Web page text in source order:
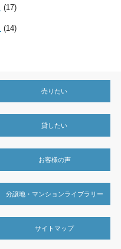
(17)
(14)
売りたい
貸したい
お客様の声
分譲地・マンションライブラリー
サイトマップ